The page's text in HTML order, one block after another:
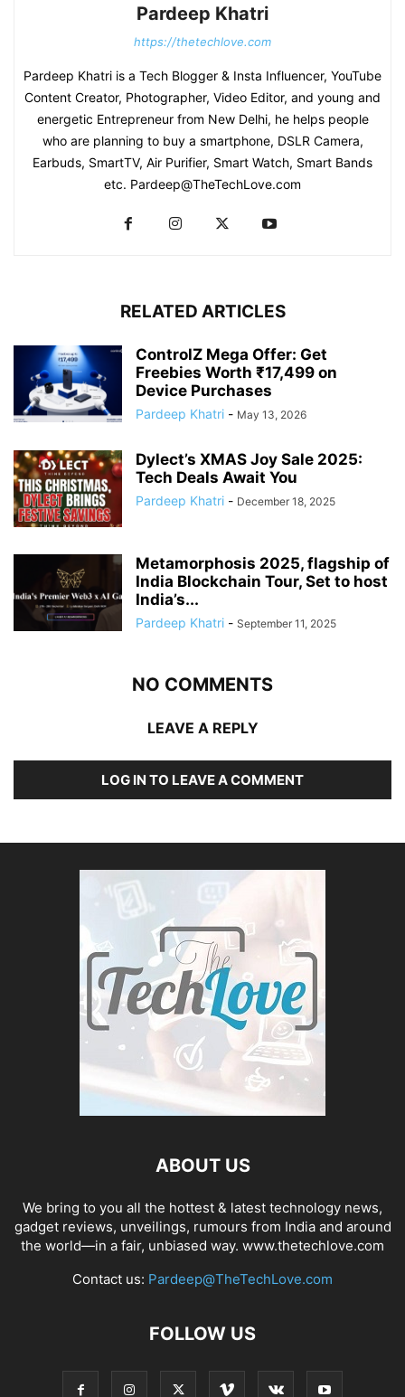
Pardeep Khatri
https://thetechlove.com
Pardeep Khatri is a Tech Blogger & Insta Influencer, YouTube
Content Creator, Photographer, Video Editor, and young and
energetic Entrepreneur from New Delhi, he helps people
who are planning to buy a smartphone, DSLR Camera,
Earbuds, SmartTV, Air Purifier, Smart Watch, Smart Bands
etc. Pardeep@TheTechLove.com
RELATED ARTICLES
ControlZ Mega Offer: Get
Freebies Worth ₹17,499 on
Device Purchases
Pardeep Khatri - May 13, 2026
Dylect’s XMAS Joy Sale 2025:
Tech Deals Await You
Pardeep Khatri - December 18, 2025
Metamorphosis 2025, flagship of
India Blockchain Tour, Set to host
India’s...
Pardeep Khatri - September 11, 2025
NO COMMENTS
LEAVE A REPLY
LOG IN TO LEAVE A COMMENT
ABOUT US
We bring to you all the hottest & latest technology news,
gadget reviews, unveilings, rumours from India and around
the world—in a fair, unbiased way. www.thetechlove.com
Contact us: Pardeep@TheTechLove.com
FOLLOW US